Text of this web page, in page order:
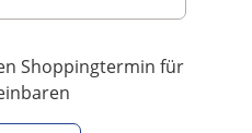
Shoppingtermin für